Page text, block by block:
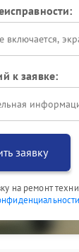
к заявке:
заявку
на ремонт